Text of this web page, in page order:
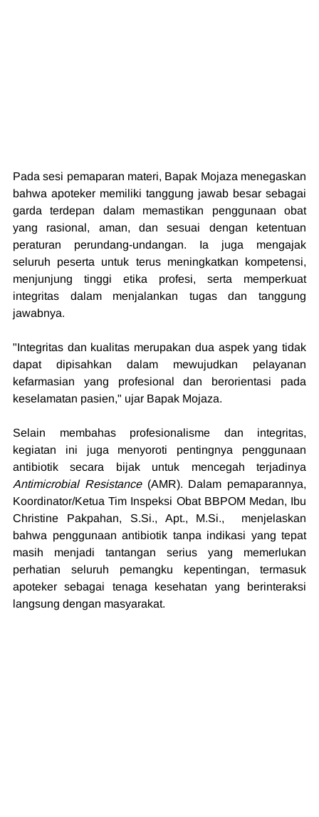
Pada sesi pemaparan materi, Bapak Mojaza menegaskan
bahwa apoteker memiliki tanggung jawab besar sebagai
garda terdepan dalam memastikan penggunaan obat
yang rasional, aman, dan sesuai dengan ketentuan
peraturan perundang-undangan. Ia juga mengajak
seluruh peserta untuk terus meningkatkan kompetensi,
menjunjung tinggi etika profesi, serta memperkuat
integritas dalam menjalankan tugas dan tanggung
jawabnya.
"Integritas dan kualitas merupakan dua aspek yang tidak
dapat dipisahkan dalam mewujudkan pelayanan
kefarmasian yang profesional dan berorientasi pada
keselamatan pasien," ujar Bapak Mojaza.
Selain membahas profesionalisme dan integritas,
kegiatan ini juga menyoroti pentingnya penggunaan
Antimicrobial Resistance (AMR). Dalam pemaparannya,
Koordinator/Ketua Tim Inspeksi Obat BBPOM Medan, Ibu
Christine Pakpahan, S.Si., Apt., M.Si.,  menjelaskan
bahwa penggunaan antibiotik tanpa indikasi yang tepat
masih menjadi tantangan serius yang memerlukan
perhatian seluruh pemangku kepentingan, termasuk
apoteker sebagai tenaga kesehatan yang berinteraksi
langsung dengan masyarakat.